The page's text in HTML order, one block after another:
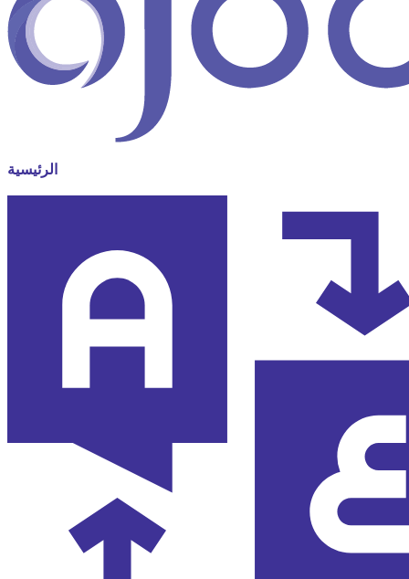
الرئيسية